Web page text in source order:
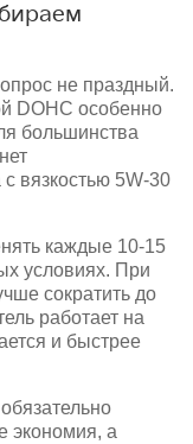
не праздный.
DOHC особенно
большинства
с вязкостью 5W-30
каждые 10-15
условиях. При
сократить до
работает на
и быстрее
экономия, а